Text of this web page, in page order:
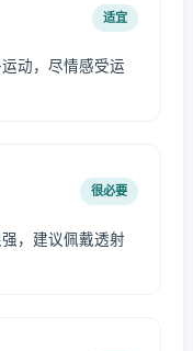
适宜
动，尽情感受运
很必要
，建议佩戴透射